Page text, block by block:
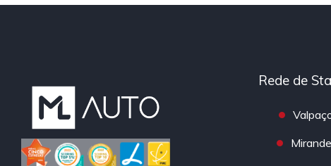
Rede de